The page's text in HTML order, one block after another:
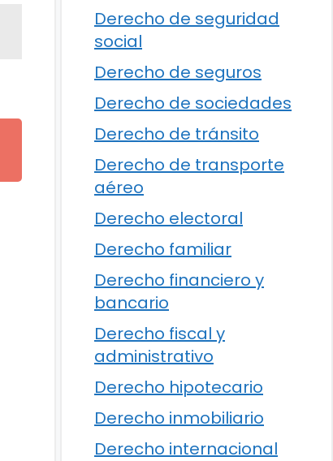
Derecho de seguridad
social
Derecho de seguros
Derecho de sociedades
Derecho de tránsito
Derecho de transporte
aéreo
Derecho electoral
Derecho familiar
Derecho financiero y
bancario
Derecho fiscal y
administrativo
Derecho hipotecario
Derecho inmobiliario
Derecho internacional